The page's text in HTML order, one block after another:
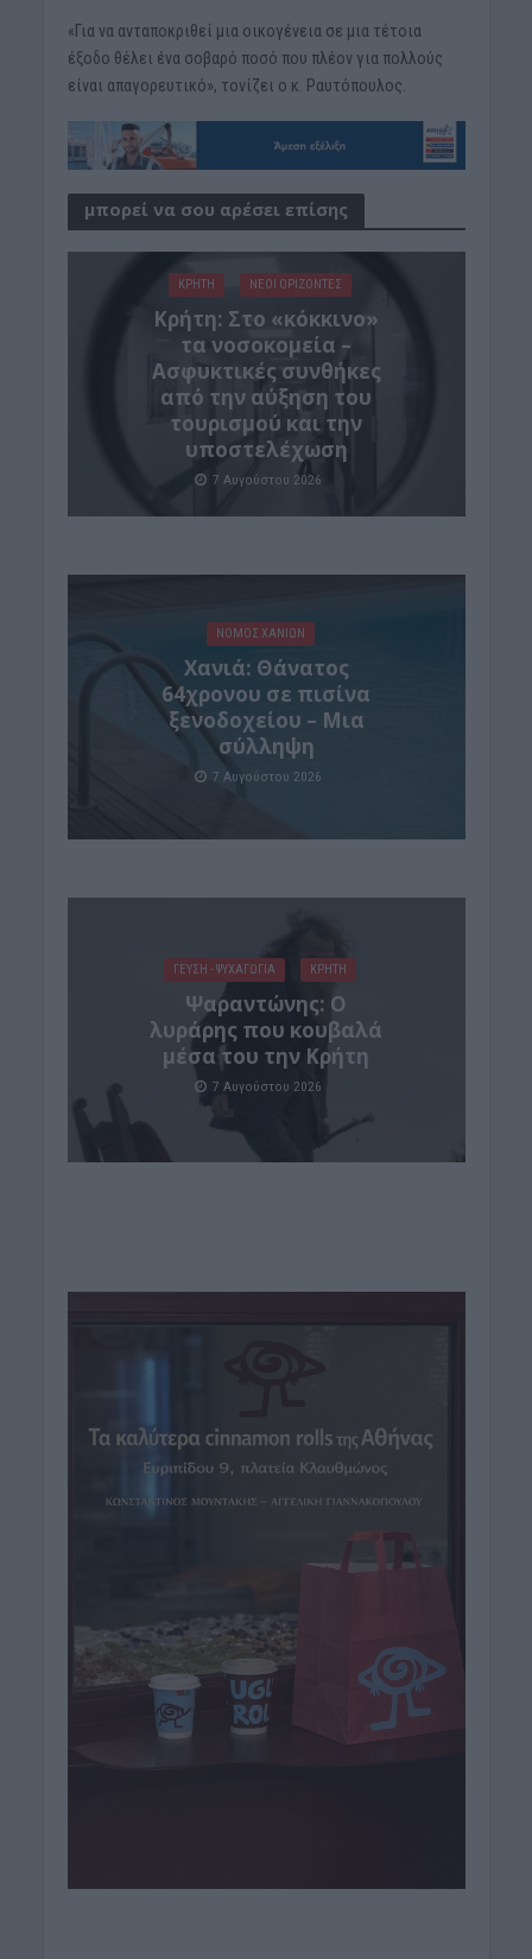
«Για να ανταποκριθεί μια οικογένεια σε μια τέτοια
έξοδο θέλει ένα σοβαρό ποσό που πλέον για πολλούς
είναι απαγορευτικό», τονίζει ο κ. Ραυτόπουλος.
μπορεί να σου αρέσει επίσης
ΚΡΗΤΗ ΝΕΟΙ ΟΡΙΖΟΝΤΕΣ
Κρήτη: Στο «κόκκινο»
τα νοσοκομεία –
Ασφυκτικές συνθήκες
από την αύξηση του
τουρισμού και την
υποστελέχωση
7 Αυγούστου 2026
ΝΟΜΌΣ ΧΑΝΊΩΝ
Χανιά: Θάνατος
64χρονου σε πισίνα
ξενοδοχείου – Μια
σύλληψη
7 Αυγούστου 2026
ΓΕΎΣΗ - ΨΥΧΑΓΩΓΊΑ ΚΡΗΤΗ
Ψαραντώνης: Ο
λυράρης που κουβαλά
μέσα του την Κρήτη
7 Αυγούστου 2026